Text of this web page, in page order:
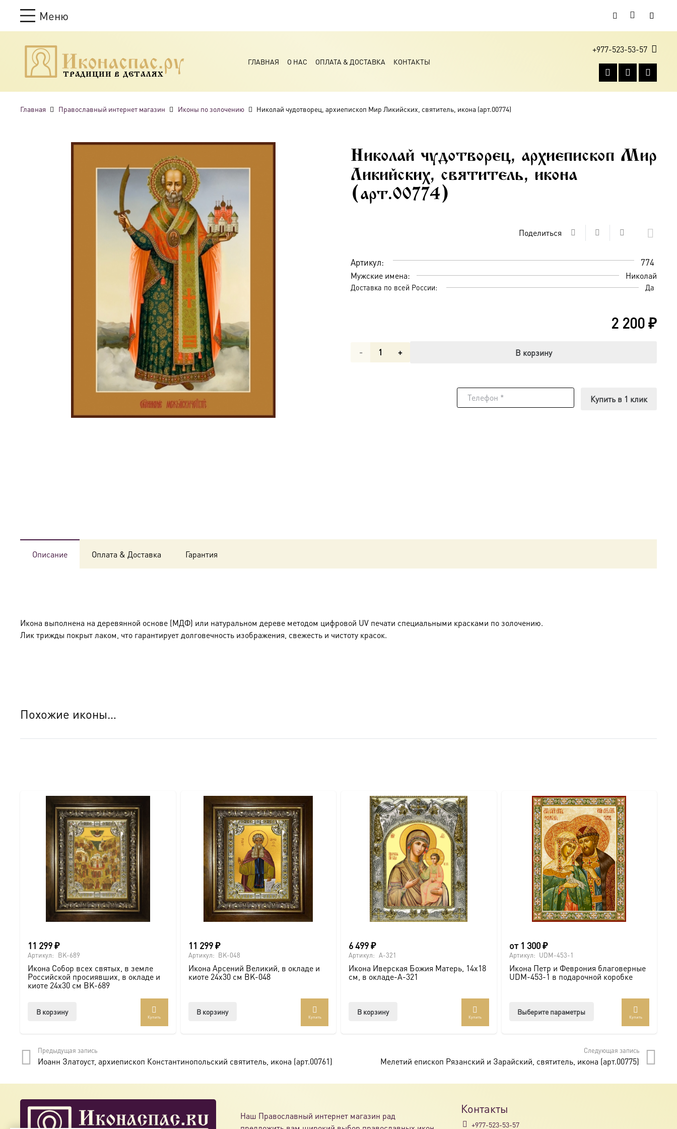
Меню
ТРАДИЦИИ В ДЕТАЛЯХ
ГЛАВНАЯ О НАС ОПЛАТА & ДОСТАВКА КОНТАКТЫ
+977-523-53-57
Главная Православный интернет магазин Иконы по золочению Николай чудотворец, архиепископ Мир Ликийских, святитель, икона (арт.00774)
Николай чудотворец, архиепископ Мир
Ликийских, святитель, икона
(арт.00774)
Поделиться
Артикул: 774
Мужские имена: Николай
Доставка по всей России: Да
2 200₽
Количество
В корзину
Купить в 1 клик
Описание Оплата & Доставка Гарантия
Икона выполнена на деревянной основе (МДФ) или натуральном дереве методом цифровой UV печати специальными красками по золочению.
Лик трижды покрыт лаком, что гарантирует долговечность изображения, свежесть и чистоту красок.
Похожие иконы…
11 299₽
Артикул: BK-689
Икона Собор всех святых, в земле
Российской просиявших, в окладе и
киоте 24х30 см BK-689
В корзину
Купить
11 299₽
Артикул: BK-048
Икона Арсений Великий, в окладе и
киоте 24х30 см BK-048
В корзину
Купить
6 499₽
Артикул: A-321
Икона Иверская Божия Матерь, 14х18
см, в окладе-A-321
В корзину
Купить
от 1 300₽
Артикул: UDM-453-1
Икона Петр и Феврония благоверные
UDM-453-1 в подарочной коробке
Выберите параметры
вариаций.
Опции
Купить
Предыдущая запись
Иоанн Златоуст, архиепископ Константинопольский святитель, икона (арт.00761)
Следующая запись
Мелетий епископ Рязанский и Зарайский, святитель, икона (арт.00775)
Наш Православный интернет магазин рад
Контакты
+977-523-53-57